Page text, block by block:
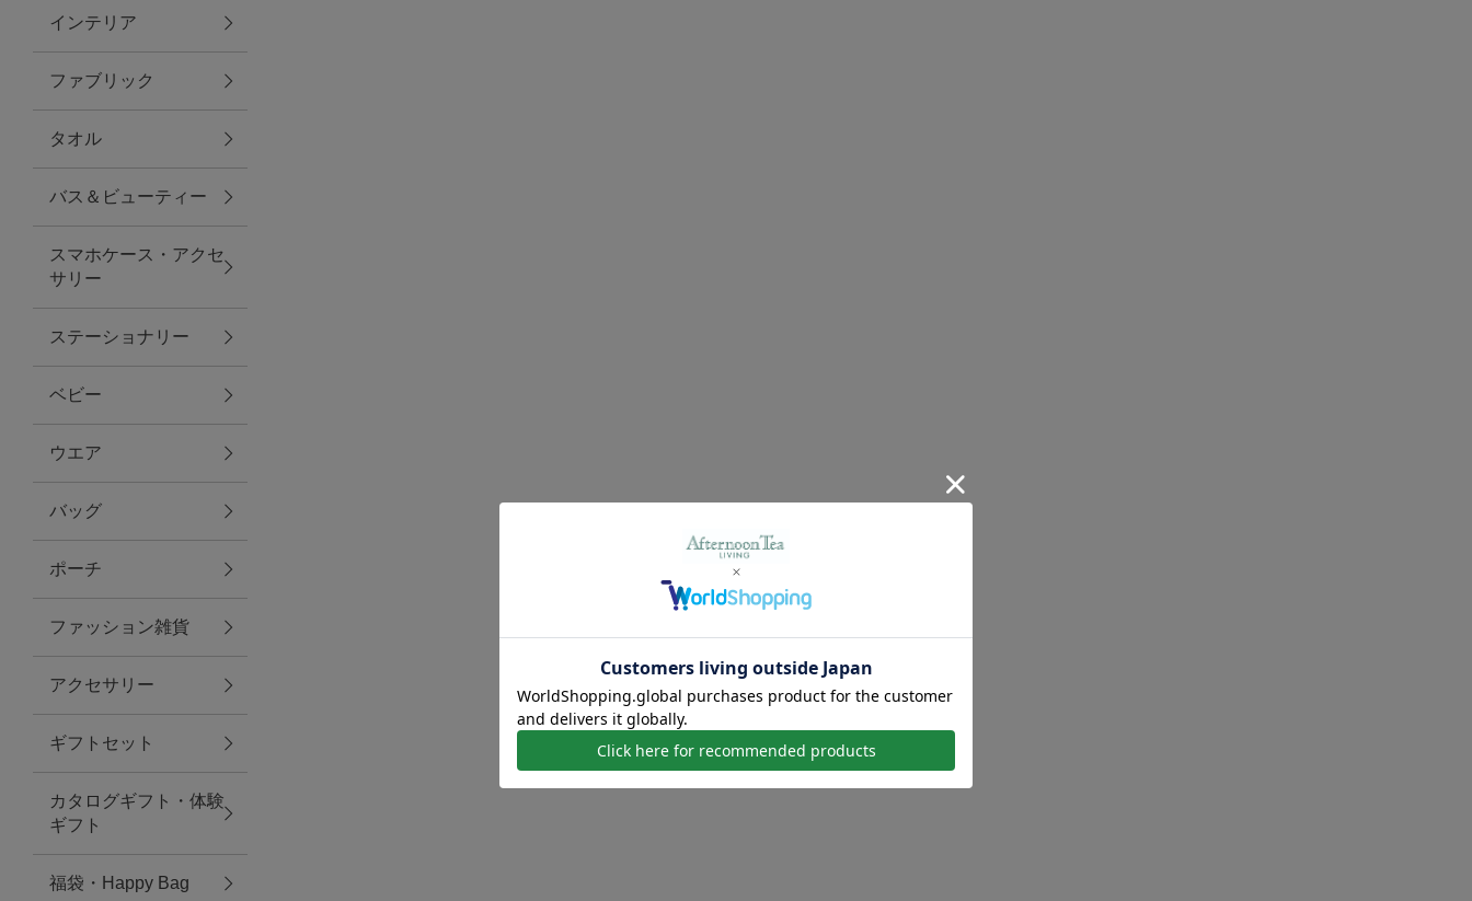
ランチ
バッグ
キッチン・ダイニング
ダイニング
キッチン
ファブリック
グリーン
バス＆ビューティー
バス＆ビューティー
タオル
ウエア＆バッグ
ウエア
レイングッズ
インテリア
ファブリック
タオル
バス＆ビューティー
スマホケース・アクセ
サリー
ステーショナリー
ベビー
ウエア
バッグ
ポーチ
ファッション雑貨
アクセサリー
ギフトセット
カタログギフト・体験
ギフト
福袋・Happy Bag